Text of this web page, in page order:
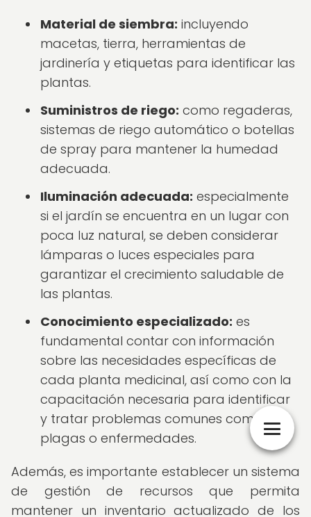
Material de siembra: incluyendo
macetas, tierra, herramientas de
jardinería y etiquetas para identificar las
plantas.
Suministros de riego: como regaderas,
sistemas de riego automático o botellas
de spray para mantener la humedad
adecuada.
Iluminación adecuada: especialmente
si el jardín se encuentra en un lugar con
poca luz natural, se deben considerar
lámparas o luces especiales para
garantizar el crecimiento saludable de
las plantas.
Conocimiento especializado: es
fundamental contar con información
sobre las necesidades específicas de
cada planta medicinal, así como con la
capacitación necesaria para identificar
y tratar problemas comunes como
plagas o enfermedades.
Además, es importante establecer un sistema
de gestión de recursos que permita
mantener un inventario actualizado de los